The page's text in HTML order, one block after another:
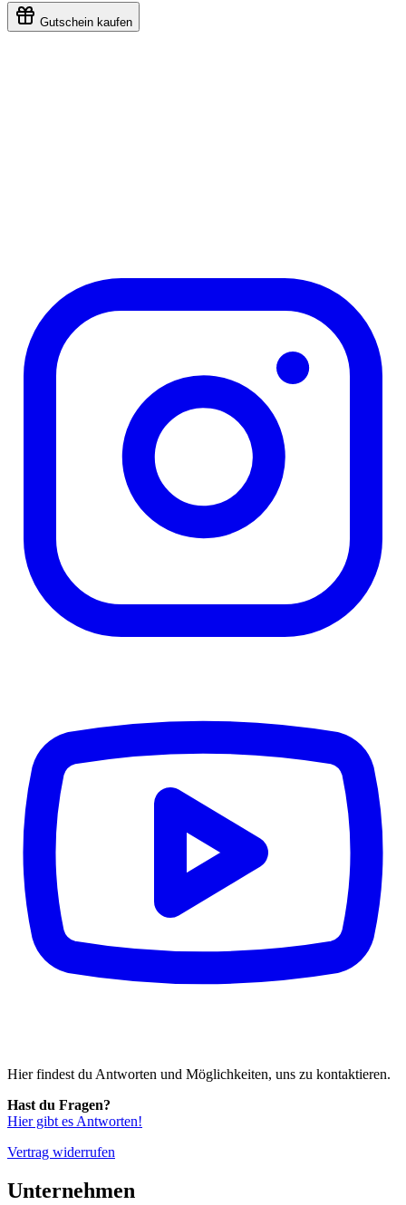
Gutschein kaufen
Hier findest du Antworten und Möglichkeiten, uns zu kontaktieren.
Hast du Fragen?
Hier gibt es Antworten!
Vertrag widerrufen
Unternehmen